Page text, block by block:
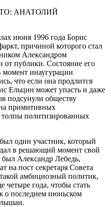
АНАТОЛИЙ
июня 1996 года Борис
причиной которого стал
Александром
публики. Состояние его
момент инаугурации
что если она продлится
Ельцин может упасть и даже
подсунули обществу
примитивных
политизированных
один участник, который
в решающий момент свой
Александр Лебедь,
на пост секретаря Совета
амбициозный политик,
четыре года, чтобы стать
о последнем июньском